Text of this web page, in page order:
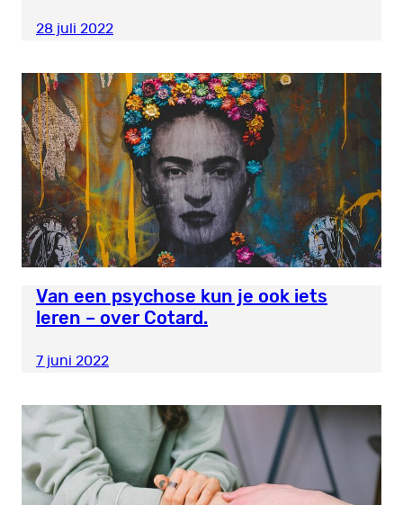
28 juli 2022
Van een psychose kun je ook iets
leren – over Cotard.
7 juni 2022